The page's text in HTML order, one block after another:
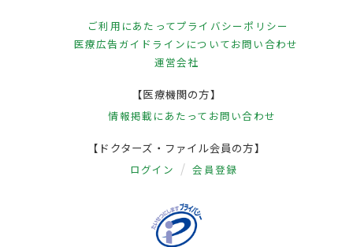
ご利用にあたってプライバシーポリシー
医療広告ガイドラインについてお問い合わせ
運営会社
【医療機関の方】
情報掲載にあたって お問い合わせ
【ドクターズ・ファイル会員の方】
ログイン 会員登録